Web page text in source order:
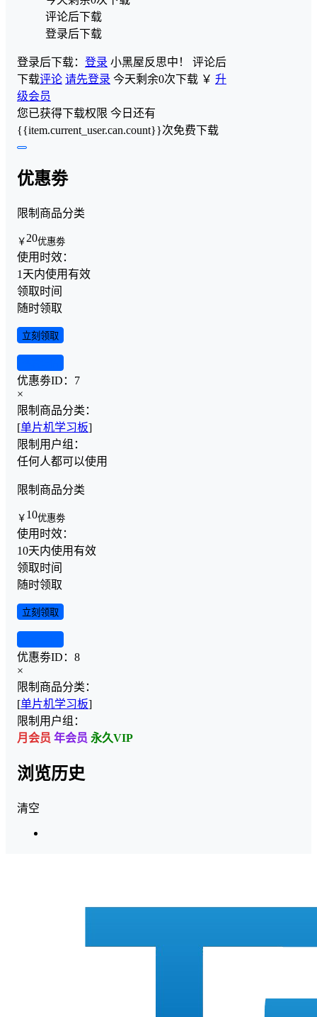
评论后下载
登录后下载
登录后下载： 登录 小黑屋反思中！ 评论后
下载评论 请先登录 今天剩余0次下载 ￥ 升
级会员
您已获得下载权限 今日还有
{{item.current_user.can.count}}次免费下载
优惠劵
限制商品分类
￥ 20优惠劵
使用时效：
1天内使用有效
领取时间
随时领取
立刻领取
优惠劵ID： 7
×
限制商品分类：
[单片机学习板]
限制用户组：
任何人都可以使用
限制商品分类
￥ 10优惠劵
使用时效：
10天内使用有效
领取时间
随时领取
立刻领取
优惠劵ID： 8
×
限制商品分类：
[单片机学习板]
限制用户组：
月会员 年会员 永久VIP
浏览历史
清空